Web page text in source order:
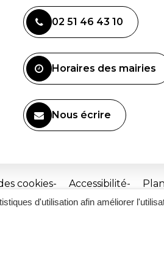
d'utilisation afin améliorer
02 51 46 43 10
Horaires des mairies
Nous écrire
cookies Accessibilité